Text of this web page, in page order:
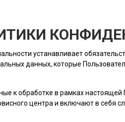
устанавливает
данных, которые
к обработке в рамках
центра и включают в себя